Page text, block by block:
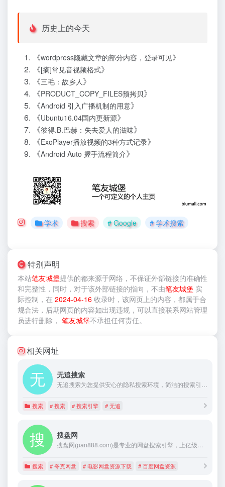
历史上的今天
《wordpress隐藏文章的部分内容，登录可见》
《[摘]常见音视频格式》
《三毛：故乡人 》
《PRODUCT_COPY_FILES预拷贝》
《Android 引入广播机制的用意》
《Ubuntu16.04国内更新源》
《彼得.B.巴赫：失去爱人的滋味》
《ExoPlayer播放视频的3种方式记录》
《Android Auto 握手流程简介》
学术 搜索 # Google # 学术搜索
特别声明
本站笔友城堡提供的都来源于网络，不保证外部链接的准确性
和完整性，同时，对于该外部链接的指向，不由笔友城堡 实
际控制，在 2024-04-16 收录时，该网页上的内容，都属于合
规合法，后期网页的内容如出现违规，可以直接联系网站管理
员进行删除， 笔友城堡不承担任何责任。
相关网址
无追搜索
无追搜索为您提供安心的隐私搜索环境，简洁的搜索引擎界面，回归搜索初衷，破除信息茧房。无追搜索，给你不受追踪的搜索体验，帮助每个人更好地保护隐私。
搜索 # 搜索 # 搜索引擎 # 无追
搜盘网
搜盘网(pan888.com)是专业的网盘搜索引擎，上亿级的网盘资源下载，最实用的网盘搜索引擎，实时收录百度网盘、阿里云网盘、夸克网盘等资源，每天更新各类高清电影、视频、种子、小说等网盘资源。
搜索 # 夸克网盘 # 电影网盘资源下载 # 百度网盘资源